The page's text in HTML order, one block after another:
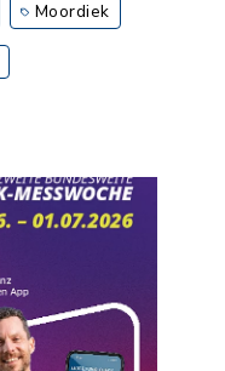
Moordiek